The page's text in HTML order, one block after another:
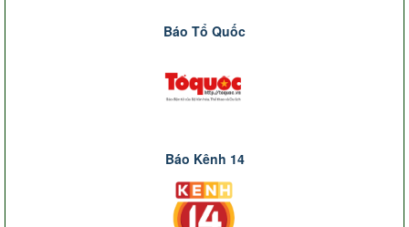
Báo Tổ Quốc
Báo Kênh 14